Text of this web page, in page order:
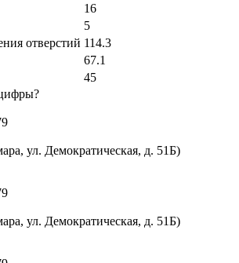
16
5
отверстий 114.3
67.1
45
ул. Демократическая, д. 51Б)
ул. Демократическая, д. 51Б)